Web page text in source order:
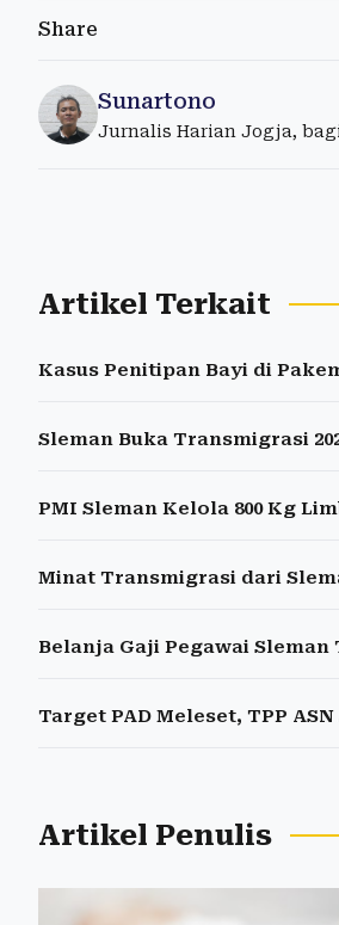
Share
Sunartono
Jurnalis Harian Jogja,
Artikel Terkait
Kasus Penitipan Bayi di
Sleman Buka Transmigrasi
PMI Sleman Kelola 800 Kg
Minat Transmigrasi dari
Belanja Gaji Pegawai
Target PAD Meleset, TPP
Artikel Penulis